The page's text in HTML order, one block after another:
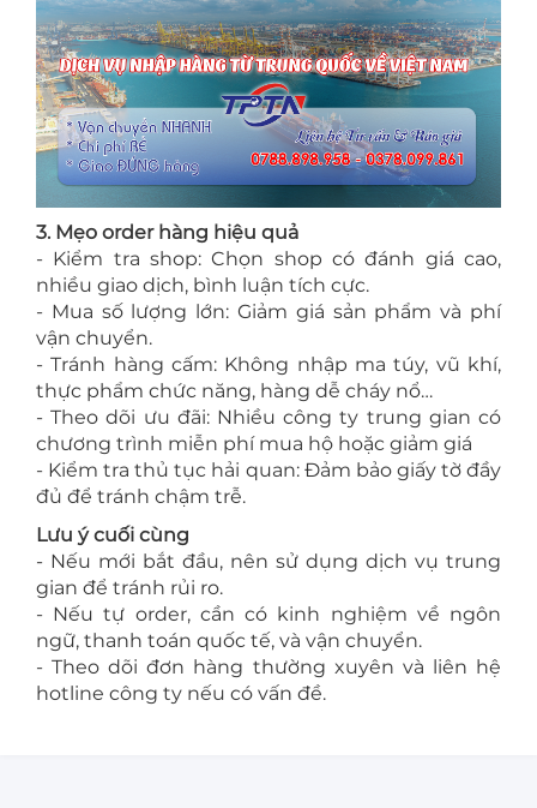
3. Mẹo order hàng hiệu quả
- Kiểm tra shop: Chọn shop có đánh giá cao,
nhiều giao dịch, bình luận tích cực.
- Mua số lượng lớn: Giảm giá sản phẩm và phí
vận chuyển.
- Tránh hàng cấm: Không nhập ma túy, vũ khí,
thực phẩm chức năng, hàng dễ cháy nổ…
- Theo dõi ưu đãi: Nhiều công ty trung gian có
chương trình miễn phí mua hộ hoặc giảm giá
- Kiểm tra thủ tục hải quan: Đảm bảo giấy tờ đầy
đủ để tránh chậm trễ.
Lưu ý cuối cùng
- Nếu mới bắt đầu, nên sử dụng dịch vụ trung
gian để tránh rủi ro.
- Nếu tự order, cần có kinh nghiệm về ngôn
ngữ, thanh toán quốc tế, và vận chuyển.
- Theo dõi đơn hàng thường xuyên và liên hệ
hotline công ty nếu có vấn đề.